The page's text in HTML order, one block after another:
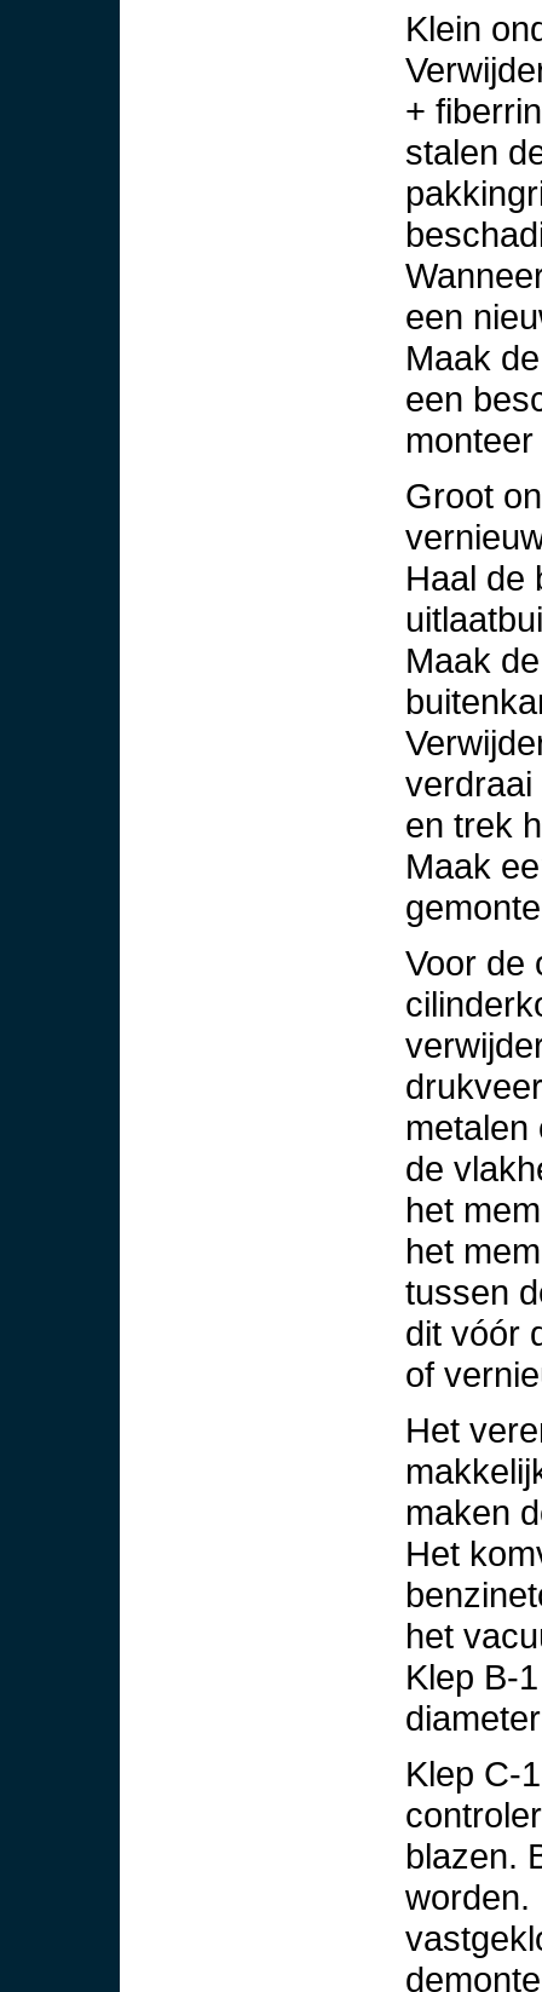
Klein
+
stalen
een
Maak
een
Groot
Haal de
Maak
verdraai
en trek
Maak
Voor de
metalen
de
het
het
tussen
dit vóór
of
Het
maken
Het
het
Klep B-
Klep C-
blazen.
worden.